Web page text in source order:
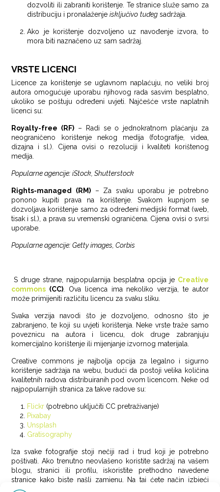
dozvoliti ili zabraniti korištenje. Te stranice služe samo za
distribuciju i pronalaženjeisključivo tuđeg sadržaja.
Ako je korištenje dozvoljeno uz navođenje izvora, to
mora biti naznačeno uz sam sadržaj.
VRSTE LICENCI
Licence za korištenje se uglavnom naplaćuju, no veliki broj
autora omogućuje uporabu njihovog rada sasvim besplatno,
ukoliko se poštuju određeni uvjeti. Najčešće vrste naplatnih
licenci su:
Royalty-free (RF) – Radi se o jednokratnom plaćanju za
neograničeno korištenje nekog medija (fotografije, videa,
dizajna i sl.). Cijena ovisi o rezoluciji i kvaliteti korištenog
medija.
Popularne agencije: iStock, Shutterstock
Rights-managed (RM)– Za svaku uporabu je potrebno
ponono kupiti prava na korištenje. Svakom kupnjom se
dozvoljava korištenje samo za određeni medijski format (web,
tisak i sl.), a prava su vremenski ograničena. Cijena ovisi o svrsi
uporabe.
Popularne agencije: Getty images, Corbis
S druge strane, najpopularnija besplatna opcija je Creative
commons (CC) . Ova licenca ima nekoliko verzija, te autor
može primijeniti različitu licencu za svaku sliku.
Svaka verzija navodi što je dozvoljeno, odnosno što je
zabranjeno, te koji su uvjeti korištenja. Neke vrste traže samo
poveznicu na autora i licencu, dok druge zabranjuju
komercijalno korištenje ili mijenjanje izvornog materijala.
Creative commons je najbolja opcija za legalno i sigurno
korištenje sadržaja na webu, budući da postoji velika količina
kvalitetnih radova distribuiranih pod ovom licencom. Neke od
najpopularnijih stranica za takve radove su:
Flickr (potrebno uključiti CC pretraživanje)
Pixabay
Unsplash
Gratisography
Iza svake fotografije stoji nečiji rad i trud koji je potrebno
poštivati. Ako trenutno neovlašeno koristite sadržaj na vašem
blogu, stranici ili profilu, iskoristite prethodno navedene
stranice kako biste našli zamjenu. Na taj ćete način izbjeći
potencijalne probleme sa zakonom, a web učiniti ljepšim